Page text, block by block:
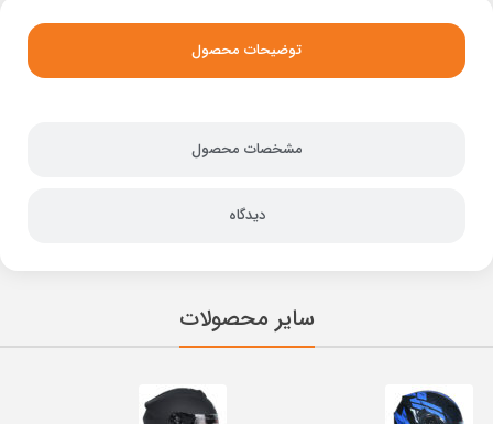
توضیحات محصول
مشخصات محصول
دیدگاه
سایر محصولات